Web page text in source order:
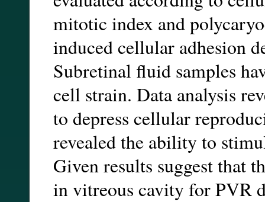
mitotic index and
induced cellular adhesion
Subretinal fluid samples
cell strain. Data analysis
to depress cellular
revealed the ability to
Given results suggest that
in vitreous cavity for PVR